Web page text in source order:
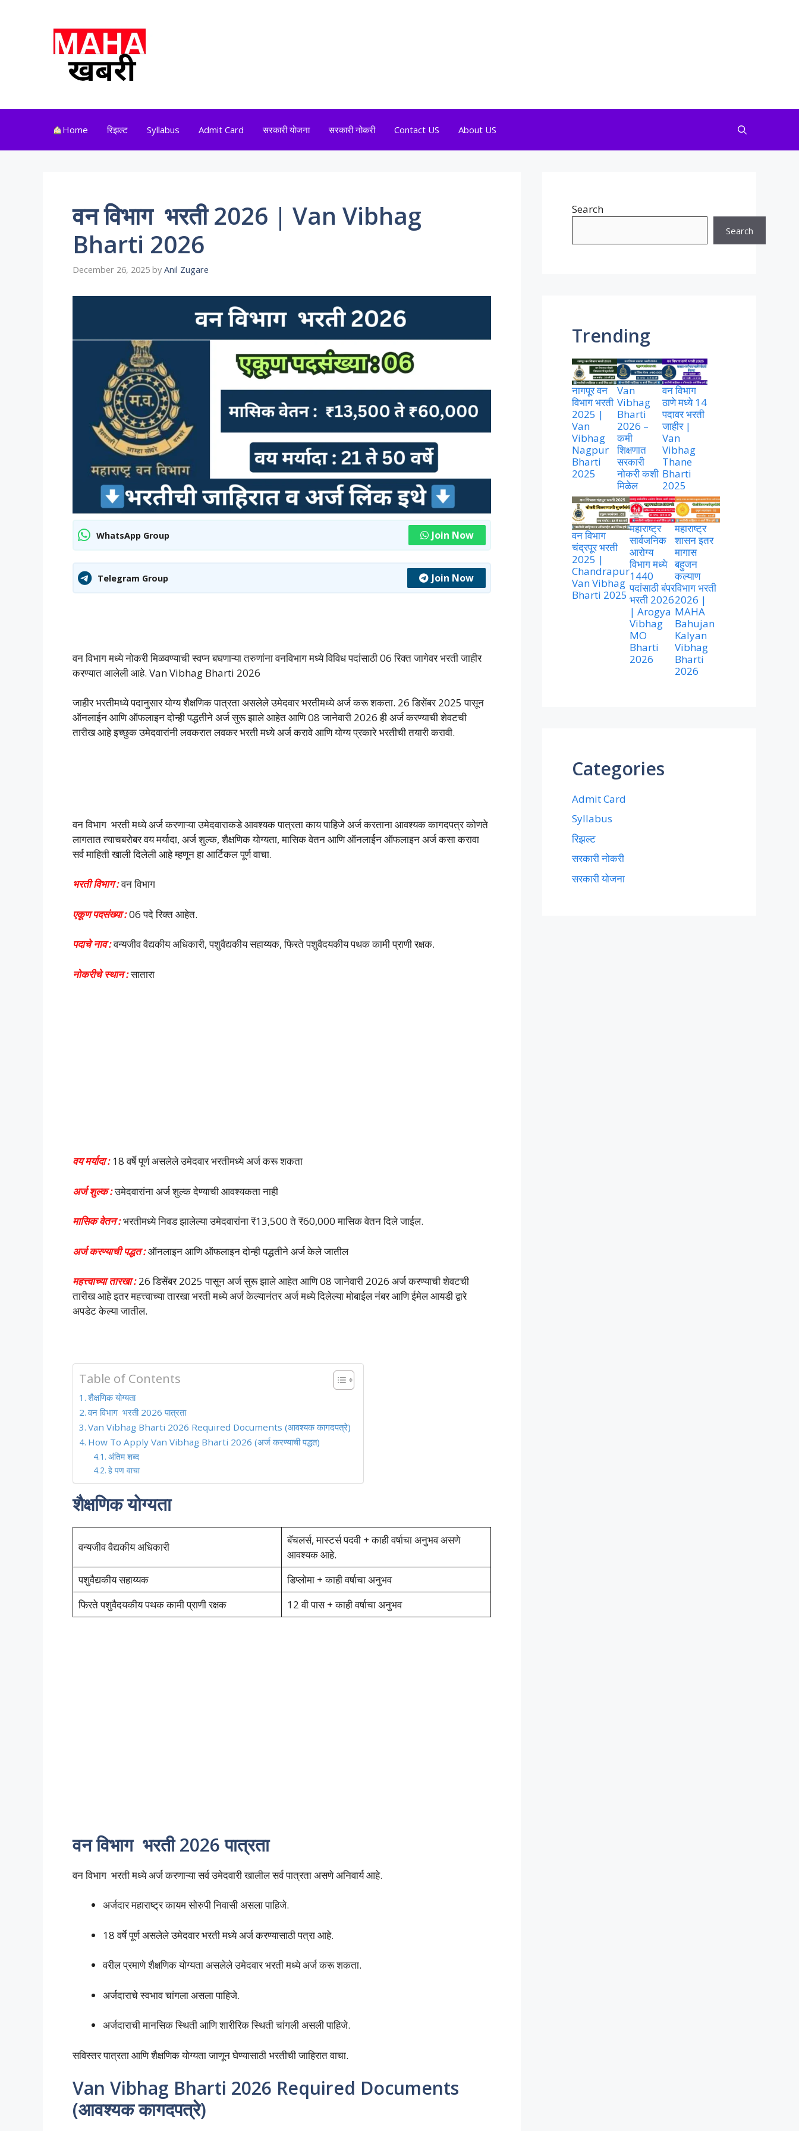
Home रिझल्ट Syllabus Admit Card सरकारी योजना सरकारी नोकरी Contact US About US
वन विभाग भरती 2026 | Van Vibhag
Bharti 2026
December 26, 2025 by Anil Zugare
WhatsApp Group Join Now
Telegram Group Join Now
वन विभाग मध्ये नोकरी मिळवण्याची स्वप्न बघणाऱ्या तरुणांना वनविभाग मध्ये विविध पदांसाठी 06 रिक्त जागेवर भरती जाहीर
करण्यात आलेली आहे. Van Vibhag Bharti 2026
जाहीर भरतीमध्ये पदानुसार योग्य शैक्षणिक पात्रता असलेले उमेदवार भरतीमध्ये अर्ज करू शकता. 26 डिसेंबर 2025 पासून
ऑनलाईन आणि ऑफलाइन दोन्ही पद्धतीने अर्ज सुरू झाले आहेत आणि 08 जानेवारी 2026 ही अर्ज करण्याची शेवटची
तारीख आहे इच्छुक उमेदवारांनी लवकरात लवकर भरती मध्ये अर्ज करावे आणि योग्य प्रकारे भरतीची तयारी करावी.
वन विभाग भरती मध्ये अर्ज करणाऱ्या उमेदवाराकडे आवश्यक पात्रता काय पाहिजे अर्ज करताना आवश्यक कागदपत्र कोणते
लागतात त्याचबरोबर वय मर्यादा, अर्ज शुल्क, शैक्षणिक योग्यता, मासिक वेतन आणि ऑनलाईन ऑफलाइन अर्ज कसा करावा
सर्व माहिती खाली दिलेली आहे म्हणून हा आर्टिकल पूर्ण वाचा.
भरती विभाग :वन विभाग
एकूण पदसंख्या :06 पदे रिक्त आहेत.
पदाचे नाव :वन्यजीव वैद्यकीय अधिकारी, पशुवैद्यकीय सहाय्यक, फिरते पशुवैदयकीय पथक कामी प्राणी रक्षक.
नोकरीचे स्थान :सातारा
वय मर्यादा :18 वर्षे पूर्ण असलेले उमेदवार भरतीमध्ये अर्ज करू शकता
अर्ज शुल्क :उमेदवारांना अर्ज शुल्क देण्याची आवश्यकता नाही
मासिक वेतन :भरतीमध्ये निवड झालेल्या उमेदवारांना ₹13,500 ते ₹60,000 मासिक वेतन दिले जाईल.
अर्ज करण्याची पद्धत :ऑनलाइन आणि ऑफलाइन दोन्ही पद्धतीने अर्ज केले जातील
महत्त्वाच्या तारखा :26 डिसेंबर 2025 पासून अर्ज सुरू झाले आहेत आणि 08 जानेवारी 2026 अर्ज करण्याची शेवटची
तारीख आहे इतर महत्त्वाच्या तारखा भरती मध्ये अर्ज केल्यानंतर अर्ज मध्ये दिलेल्या मोबाईल नंबर आणि ईमेल आयडी द्वारे
अपडेट केल्या जातील.
Table of Contents
शैक्षणिक योग्यता
वन विभाग भरती 2026 पात्रता
Van Vibhag Bharti 2026 Required Documents (आवश्यक कागदपत्रे)
How To Apply Van Vibhag Bharti 2026 (अर्ज करण्याची पद्धत)
अंतिम शब्द
हे पण वाचा
शैक्षणिक योग्यता
वन्यजीव वैद्यकीय अधिकारी
बॅचलर्स, मास्टर्स पदवी + काही वर्षाचा अनुभव असणे
आवश्यक आहे.
पशुवैद्यकीय सहाय्यक
डिप्लोमा + काही वर्षाचा अनुभव
फिरते पशुवैदयकीय पथक कामी प्राणी रक्षक
12 वी पास + काही वर्षाचा अनुभव
वन विभाग भरती 2026 पात्रता
वन विभाग भरती मध्ये अर्ज करणाऱ्या सर्व उमेदवारी खालील सर्व पात्रता असणे अनिवार्य आहे.
अर्जदार महाराष्ट्र कायम सोरुपी निवासी असला पाहिजे.
18 वर्षे पूर्ण असलेले उमेदवार भरती मध्ये अर्ज करण्यासाठी पत्रा आहे.
वरील प्रमाणे शैक्षणिक योग्यता असलेले उमेदवार भरती मध्ये अर्ज करू शकता.
अर्जदाराचे स्वभाव चांगला असला पाहिजे.
अर्जदाराची मानसिक स्थिती आणि शारीरिक स्थिती चांगली असली पाहिजे.
सविस्तर पात्रता आणि शैक्षणिक योग्यता जाणून घेण्यासाठी भरतीची जाहिरात वाचा.
Van Vibhag Bharti 2026 Required Documents
(आवश्यक कागदपत्रे)
Search
Search
Trending
नागपूर वन
विभाग भरती
2025 |
Van
Vibhag
Nagpur
Bharti
2025
Van
Vibhag
Bharti
2026 –
कमी
शिक्षणात
सरकारी
नोकरी कशी
मिळेल
वन विभाग
ठाणे मध्ये 14
पदावर भरती
जाहीर |
Van
Vibhag
Thane
Bharti
2025
वन विभाग
चंद्रपूर भरती
2025 |
Chandrapur
Van Vibhag
Bharti 2025
महाराष्ट्र
सार्वजनिक
आरोग्य
विभाग मध्ये
1440
पदांसाठी बंपर
भरती 2026
| Arogya
Vibhag
MO
Bharti
2026
महाराष्ट्र
शासन इतर
मागास
बहुजन
कल्याण
विभाग भरती
2026 |
MAHA
Bahujan
Kalyan
Vibhag
Bharti
2026
Categories
Admit Card
Syllabus
रिझल्ट
सरकारी नोकरी
सरकारी योजना